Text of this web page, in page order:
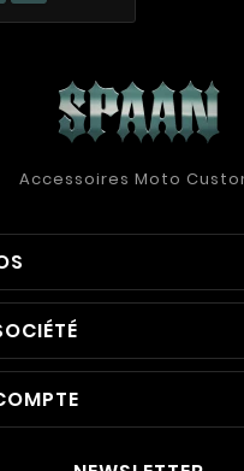
Accessoires Moto